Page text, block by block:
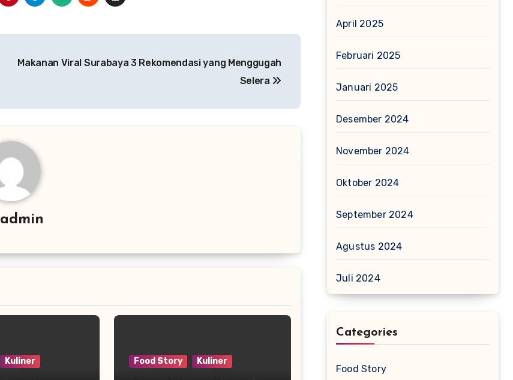
Makanan Viral Surabaya 3 Rekomendasi yang Menggugah
Selera
admin
Kuliner Food Story Kuliner
April 2025
Februari 2025
Januari 2025
Desember 2024
November 2024
Oktober 2024
September 2024
Agustus 2024
Juli 2024
Categories
Food Story